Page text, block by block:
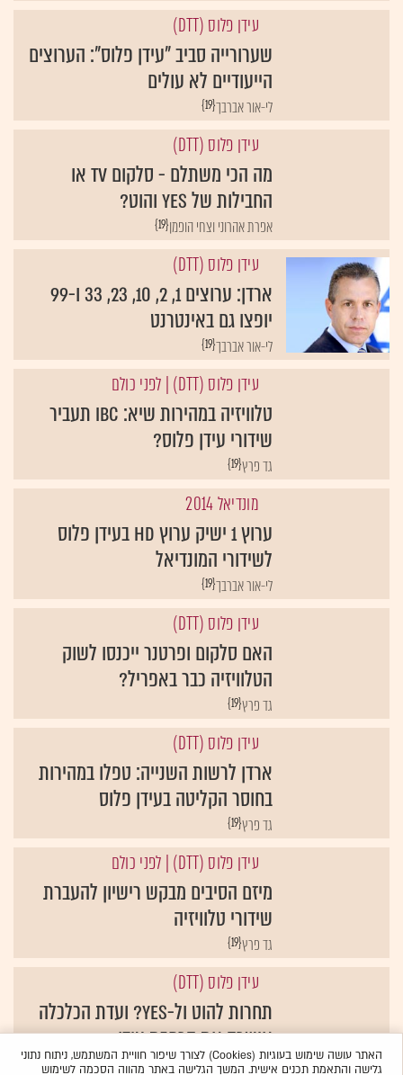
עידן פלוס (DTT)
שערורייה סביב "עידן פלוס": הערוצים
הייעודיים לא עולים
{19}לי-אור אברבך
עידן פלוס (DTT)
מה הכי משתלם - סלקום TV או
החבילות של yes והוט?
{19}אפרת אהרוני וצחי הופמן
עידן פלוס (DTT)
ארדן: ערוצים 1, 2, 10, 23, 33 ו-99
יופצו גם באינטרנט
{19}לי-אור אברבך
עידן פלוס (DTT) | לפני כולם
טלוויזיה במהירות שיא: IBC תעביר
שידורי עידן פלוס?
{19}גד פרץ
מונדיאל 2014
ערוץ 1 ישיק ערוץ HD בעידן פלוס
לשידורי המונדיאל
{19}לי-אור אברבך
עידן פלוס (DTT)
האם סלקום ופרטנר ייכנסו לשוק
הטלוויזיה כבר באפריל?
{19}גד פרץ
עידן פלוס (DTT)
ארדן לרשות השנייה: טפלו במהירות
בחוסר הקליטה בעידן פלוס
{19}גד פרץ
עידן פלוס (DTT) | לפני כולם
מיזם הסיבים מבקש רישיון להעברת
שידורי טלוויזיה
{19}גד פרץ
עידן פלוס (DTT)
תחרות להוט ול-yes? ועדת הכלכלה
אישרה את הרחבת עידן+
{19}רועי גולדנברג האתר עושה שימוש בעוגיות (Cookies) לצורך שיפור חוויית המשתמש, ניתוח נתוני
גלישה והתאמת תכנים אישית. המשך הגלישה באתר מהווה הסכמה לשימוש